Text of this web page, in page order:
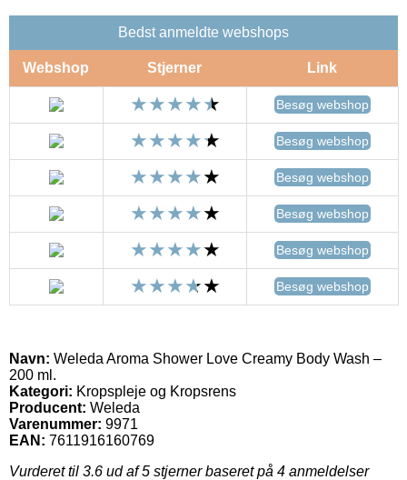
Bedst anmeldte webshops
Webshop Stjerner Link
Besøg webshop
Besøg webshop
Besøg webshop
Besøg webshop
Besøg webshop
Besøg webshop
Navn: Weleda Aroma Shower Love Creamy Body Wash –
200 ml.
Kategori: Kropspleje og Kropsrens
Producent: Weleda
Varenummer: 9971
EAN: 7611916160769
Vurderet til 3.6 ud af 5 stjerner baseret på 4 anmeldelser